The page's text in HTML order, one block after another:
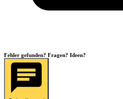
Fehler gefunden? Fragen? Ideen?